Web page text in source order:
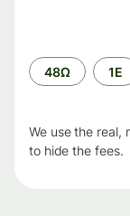
Time
period
48Ω 1Ε
We use the real,
to hide the fees.